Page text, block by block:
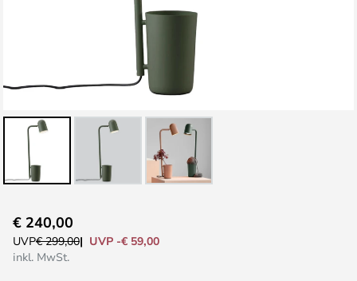
Anfang
der
€ 240,00
UVP€ 299,00
UVP -€ 59,00
inkl. MwSt.